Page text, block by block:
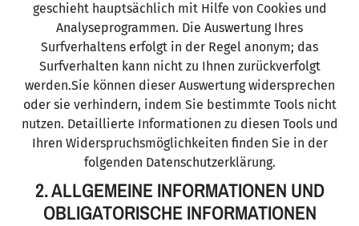
geschieht hauptsächlich mit Hilfe von Cookies und
Analyseprogrammen. Die Auswertung Ihres
Surfverhaltens erfolgt in der Regel anonym; das
Surfverhalten kann nicht zu Ihnen zurückverfolgt
werden.Sie können dieser Auswertung widersprechen
oder sie verhindern, indem Sie bestimmte Tools nicht
nutzen. Detaillierte Informationen zu diesen Tools und
Ihren Widerspruchsmöglichkeiten finden Sie in der
folgenden Datenschutzerklärung.
2. ALLGEMEINE INFORMATIONEN UND
OBLIGATORISCHE INFORMATIONEN